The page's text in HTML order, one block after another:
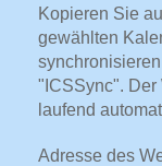
Kopieren Sie
gewählten
"ICSSync". Der
laufend
Adresse des